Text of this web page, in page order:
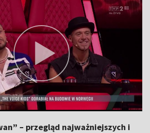
– przegląd najważniejszych i